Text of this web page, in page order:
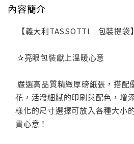
內容簡介
【義大利TASSOTTI｜包裝提袋】
✰亮眼包裝獻上溫暖心意
嚴選高品質精緻厚磅紙張，搭配
花，活潑細膩的印刷與配色，增
樣化的尺寸選擇可放入各種大小
貴心意！